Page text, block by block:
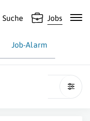
Suche Jobs
Job-Alarm